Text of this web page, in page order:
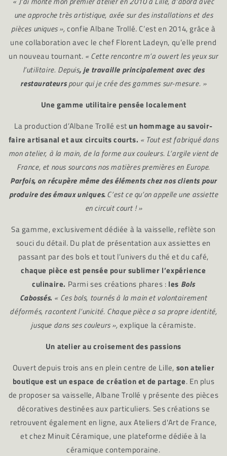
une approche très artistique, axée sur des installations et des
pièces uniques »,confie Albane Trollé. C’est en 2014, grâce à
une collaboration avec le chef Florent Ladeyn, qu’elle prend
un nouveau tournant. « Cette rencontre m’a ouvert les yeux sur
l’utilitaire. Depuis, je travaille principalement avec des
restaurateurspour qui je crée des gammes sur-mesure. »
Une gamme utilitaire pensée localement
La production d’Albane Trollé est un hommage au savoir-
faire artisanal et aux circuits courts. « Tout est fabriqué dans
mon atelier, à la main, de la forme aux couleurs. L’argile vient de
France, et nous sourcons nos matières premières en Europe.
Parfois, on récupère même des éléments chez nos clients pour
produire des émaux uniques.C’est ce qu’on appelle une assiette
en circuit court ! »
Sa gamme, exclusivement dédiée à la vaisselle, reflète son
souci du détail. Du plat de présentation aux assiettes en
passant par des bols et tout l’univers du thé et du café,
chaque pièce est pensée pour sublimer l’expérience
culinaire. Parmi ses créations phares : les Bols
Cabossés. « Ces bols, tournés à la main et volontairement
déformés, racontent l’unicité. Chaque pièce a sa propre identité,
jusque dans ses couleurs »,explique la céramiste.
Un atelier au croisement des passions
Ouvert depuis trois ans en plein centre de Lille, son atelier
boutique est un espace de création et de partage. En plus
de proposer sa vaisselle, Albane Trollé y présente des pièces
décoratives destinées aux particuliers. Ses créations se
retrouvent également en ligne, aux Ateliers d'Art de France,
et chez Minuit Céramique, une plateforme dédiée à la
céramique contemporaine.